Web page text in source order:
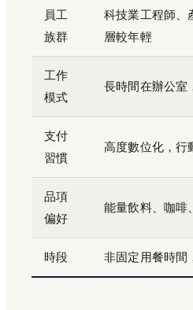
員工
族群
科技業工程師、
層較年輕
工作
模式
長時間在辦公室
支付
習慣
高度數位化，行
品項
偏好
能量飲料、咖啡
時段 非固定用餐時間